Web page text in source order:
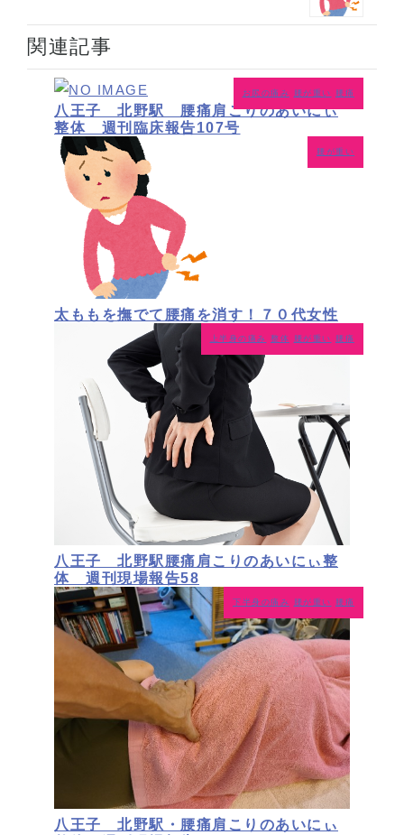
関連記事
お尻の痛み 腰が重い 腰痛
八王子 北野駅 腰痛肩こりのあいにぃ
整体 週刊臨床報告107号
腰が重い
太ももを撫でて腰痛を消す！７０代女性
上半身の痛み 整体 腰が重い 腰痛
八王子 北野駅腰痛肩こりのあいにぃ整
体 週刊現場報告58
下半身の痛み 腰が重い 腰痛
八王子 北野駅・腰痛肩こりのあいにぃ